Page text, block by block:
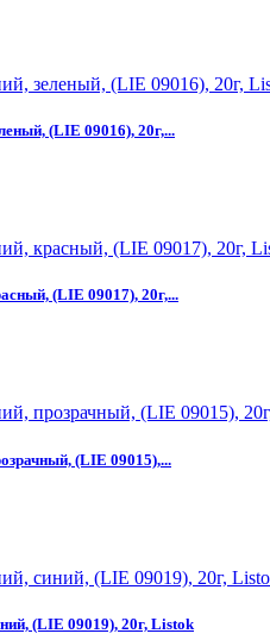
(LIE 09016), 20г,...
(LIE 09017), 20г,...
(LIE 09015),...
(LIE 09019), 20г, Listok